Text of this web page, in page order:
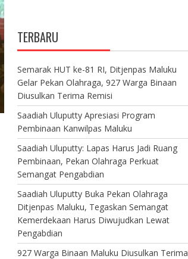
TERBARU
Semarak HUT ke-81 RI, Ditjenpas Maluku
Gelar Pekan Olahraga, 927 Warga Binaan
Diusulkan Terima Remisi
Saadiah Uluputty Apresiasi Program
Pembinaan Kanwilpas Maluku
Saadiah Uluputty: Lapas Harus Jadi Ruang
Pembinaan, Pekan Olahraga Perkuat
Semangat Pengabdian
Saadiah Uluputty Buka Pekan Olahraga
Ditjenpas Maluku, Tegaskan Semangat
Kemerdekaan Harus Diwujudkan Lewat
Pengabdian
927 Warga Binaan Maluku Diusulkan Terima